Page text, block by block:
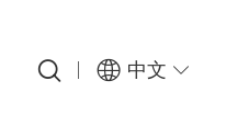
中文